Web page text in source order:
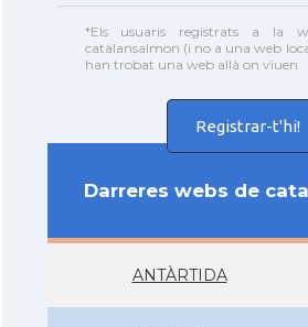
*Els usuaris registrats a la
catalansalmon (i no a una web
han trobat una web allà on viuen
Registrar-t'hi!
Darreres webs de
ANTÀRTIDA